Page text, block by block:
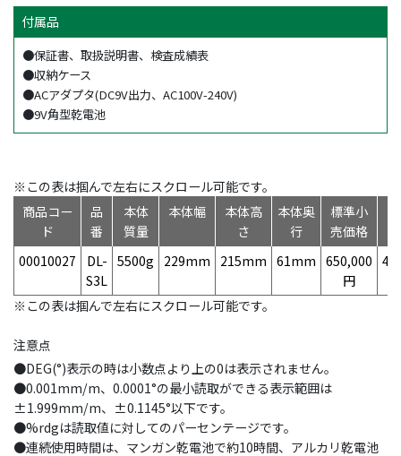
付属品
●保証書、取扱説明書、検査成績表
●収納ケース
●ACアダプタ(DC9V出力、AC100V-240V)
●9V角型乾電池
※この表は掴んで左右にスクロール可能です。
商品コー
ド
品
番
本体
質量
本体幅
本体高
さ
本体奥
行
標準小
売価格
00010027
DL-
S3L
5500g 229mm 215mm 61mm 650,000
円
※この表は掴んで左右にスクロール可能です。
注意点
●DEG(°)表示の時は小数点より上の0は表示されません。
●0.001mm/m、0.0001°の最小読取ができる表示範囲は
±1.999mm/m、±0.1145°以下です。
●%rdgは読取値に対してのパーセンテージです。
●連続使用時間は、マンガン乾電池で約10時間、アルカリ乾電池